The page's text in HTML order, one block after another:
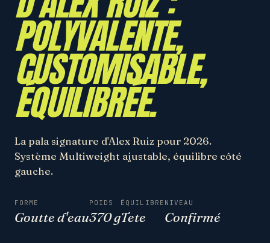
POLYVALENTE,
CUSTOMISABLE,
ÉQUILIBRÉE.
La pala signature d'Alex Ruiz pour 2026.
Système Multiweight ajustable, équilibre côté
gauche.
FORME
Goutte d'eau
POIDS
370 g
ÉQUILIBRE
Tete
NIVEAU
Confirmé